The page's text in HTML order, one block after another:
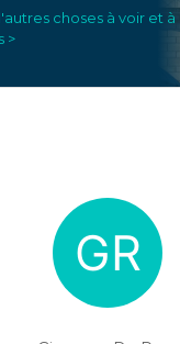
choses à voir et à
>